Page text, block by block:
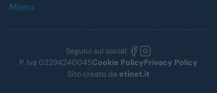
Menu
Seguici sui social:
P. Iva 02294240045Cookie PolicyPrivacy Policy
Sito creato da etinet.it